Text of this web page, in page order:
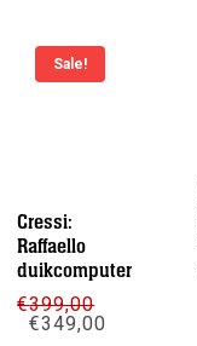
Sale!
Cressi:
Raffaello
duikcomputer
€399,00
Oorspronkelijke
€349,00